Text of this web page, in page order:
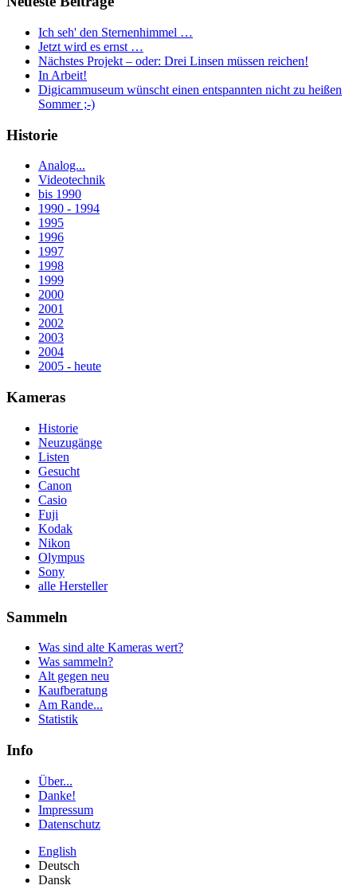
Ich seh' den Sternenhimmel …
Jetzt wird es ernst …
Nächstes Projekt – oder: Drei Linsen müssen reichen!
In Arbeit!
Digicammuseum wünscht einen entspannten nicht zu heißen
Sommer ;-)
Historie
Analog...
Videotechnik
bis 1990
1990 - 1994
1995
1996
1997
1998
1999
2000
2001
2002
2003
2004
2005 - heute
Kameras
Historie
Neuzugänge
Listen
Gesucht
Canon
Casio
Fuji
Kodak
Nikon
Olympus
Sony
alle Hersteller
Sammeln
Was sind alte Kameras wert?
Was sammeln?
Alt gegen neu
Kaufberatung
Am Rande...
Statistik
Info
Über...
Danke!
Impressum
Datenschutz
English
Deutsch
Dansk